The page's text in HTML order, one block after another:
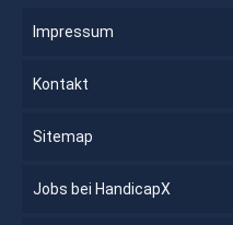
Impressum
Kontakt
Sitemap
Jobs bei HandicapX